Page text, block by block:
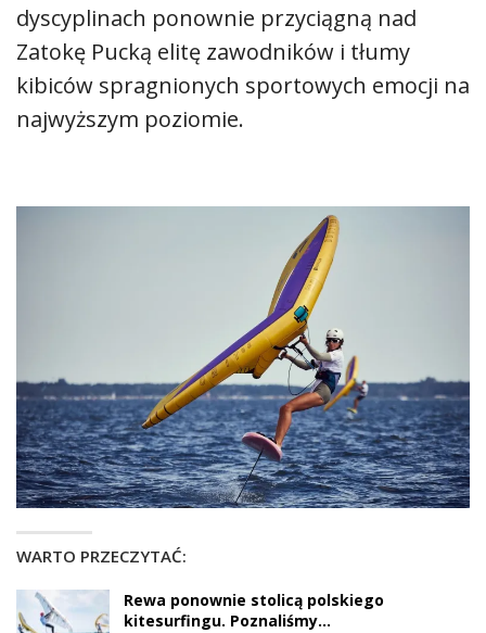
dyscyplinach ponownie przyciągną nad
Zatokę Pucką elitę zawodników i tłumy
kibiców spragnionych sportowych emocji na
najwyższym poziomie.
WARTO PRZECZYTAĆ:
Rewa ponownie stolicą polskiego
kitesurfingu. Poznaliśmy…